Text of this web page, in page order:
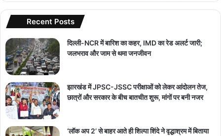
Recent Posts
दिल्ली-NCR में बारिश का कहर, IMD का रेड अलर्ट जारी;
जलभराव और जाम से थमा जनजीवन
झारखंड में JPSC-JSSC परीक्षाओं को लेकर आंदोलन तेज,
छात्रों और सरकार के बीच बातचीत शुरू, मांगों पर बनी नजर
‘लॉक अप 2’ से बाहर आते ही शिल्पा शिंदे ने वृद्धाश्रम में बिताया